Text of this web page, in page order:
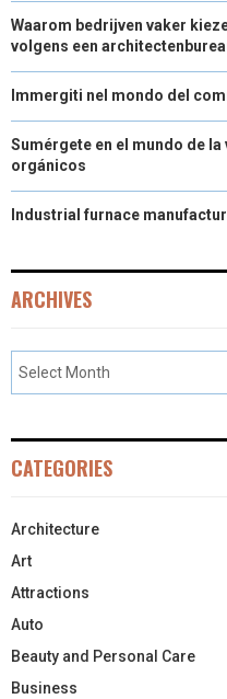
Waarom bedrijven vaker
volgens een
Immergiti nel mondo del
Sumérgete en el mundo de
orgánicos
Industrial furnace
ARCHIVES
CATEGORIES
Architecture
Art
Attractions
Auto
Beauty and Personal Care
Business